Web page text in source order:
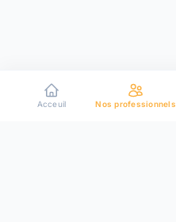
Acceuil Nos professionnels